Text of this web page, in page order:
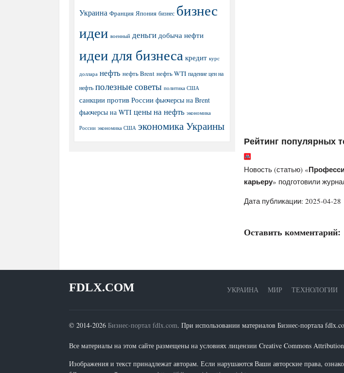
Рейтинг популярных
Новость (статью) «
карьеру» подготовили
Дата публикации: 2025-04-28
Оставить комментарий:
Украина Франция Япония бизнес бизнес
идеи военный деньги добыча нефти
идеи для бизнеса кредит курс
доллара нефть нефть Brent нефть WTI падение цен на
нефть полезные советы политика США
санкции против России фьючерсы на Brent
фьючерсы на WTI цены на нефть экономика
России экономика США экономика Украины
УКРАИНА МИР ТЕХНОЛОГИИ
FDLX.COM
© 2014-2026 Бизнес-портал fdlx.com. При использовании материалов Бизнес-портала
Все материалы на этом сайте размещены на условиях лицензии Creative Commons
Изображения и текст принадлежат авторам. Если нарушаются Ваши авторские права,